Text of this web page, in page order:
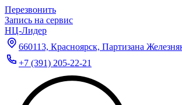
Перезвонить
Запись на сервис
НЦ-Лидер
660113, Красноярск, Партизана
+7 (391) 205-22-21